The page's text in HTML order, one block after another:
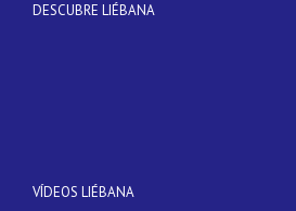
DESCUBRE LIÉBANA
VÍDEOS LIÉBANA